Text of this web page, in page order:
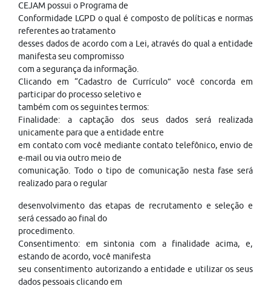
CEJAM possui o Programa de
Conformidade LGPD o qual é composto de políticas e normas
referentes ao tratamento
desses dados de acordo com a Lei, através do qual a entidade
manifesta seu compromisso
com a segurança da informação.
Clicando em “Cadastro de Currículo” você concorda em
participar do processo seletivo e
também com os seguintes termos:
Finalidade: a captação dos seus dados será realizada
unicamente para que a entidade entre
em contato com você mediante contato telefônico, envio de
e-mail ou via outro meio de
comunicação. Todo o tipo de comunicação nesta fase será
realizado para o regular
desenvolvimento das etapas de recrutamento e seleção e
será cessado ao final do
procedimento.
Consentimento: em sintonia com a finalidade acima, e,
estando de acordo, você manifesta
seu consentimento autorizando a entidade e utilizar os seus
dados pessoais clicando em